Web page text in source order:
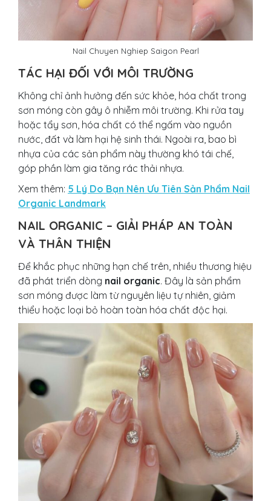
Nail Chuyen Nghiep Saigon Pearl
TÁC HẠI ĐỐI VỚI MÔI TRƯỜNG
Không chỉ ảnh hưởng đến sức khỏe, hóa chất trong
sơn móng còn gây ô nhiễm môi trường. Khi rửa tay
hoặc tẩy sơn, hóa chất có thể ngấm vào nguồn
nước, đất và làm hại hệ sinh thái. Ngoài ra, bao bì
nhựa của các sản phẩm này thường khó tái chế,
góp phần làm gia tăng rác thải nhựa.
Xem thêm: 5 Lý Do Bạn Nên Ưu Tiên Sản Phẩm Nail
Organic Landmark
NAIL ORGANIC – GIẢI PHÁP AN TOÀN
VÀ THÂN THIỆN
Để khắc phục những hạn chế trên, nhiều thương hiệu
đã phát triển dòng nail organic. Đây là sản phẩm
sơn móng được làm từ nguyên liệu tự nhiên, giảm
thiểu hoặc loại bỏ hoàn toàn hóa chất độc hại.